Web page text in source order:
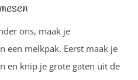
ons, maak je
een melkpak. Eerst maak je
en knip je grote gaten uit de